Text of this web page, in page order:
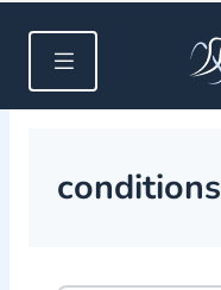
conditions